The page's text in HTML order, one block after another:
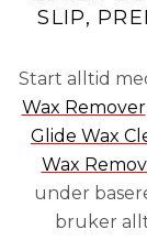
SLIP,
Start alltid
Wax Remover
Glide Wax
Wax
under
bruker